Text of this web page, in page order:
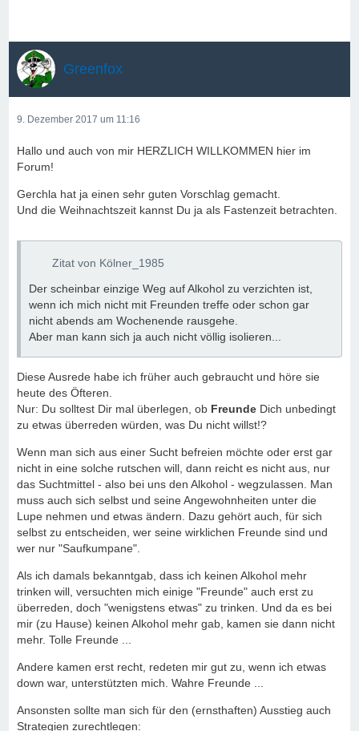
Greenfox
9. Dezember 2017 um 11:16
Hallo und auch von mir HERZLICH WILLKOMMEN hier im
Forum!
Gerchla hat ja einen sehr guten Vorschlag gemacht.
Und die Weihnachtszeit kannst Du ja als Fastenzeit betrachten.
Zitat von Kölner_1985
Der scheinbar einzige Weg auf Alkohol zu verzichten ist,
wenn ich mich nicht mit Freunden treffe oder schon gar
nicht abends am Wochenende rausgehe.
Aber man kann sich ja auch nicht völlig isolieren...
Diese Ausrede habe ich früher auch gebraucht und höre sie
heute des Öfteren.
Nur: Du solltest Dir mal überlegen, ob Freunde Dich unbedingt
zu etwas überreden würden, was Du nicht willst!?
Wenn man sich aus einer Sucht befreien möchte oder erst gar
nicht in eine solche rutschen will, dann reicht es nicht aus, nur
das Suchtmittel - also bei uns den Alkohol - wegzulassen. Man
muss auch sich selbst und seine Angewohnheiten unter die
Lupe nehmen und etwas ändern. Dazu gehört auch, für sich
selbst zu entscheiden, wer seine wirklichen Freunde sind und
wer nur "Saufkumpane".
Als ich damals bekanntgab, dass ich keinen Alkohol mehr
trinken will, versuchten mich einige "Freunde" auch erst zu
überreden, doch "wenigstens etwas" zu trinken. Und da es bei
mir (zu Hause) keinen Alkohol mehr gab, kamen sie dann nicht
mehr. Tolle Freunde ...
Andere kamen erst recht, redeten mir gut zu, wenn ich etwas
down war, unterstützten mich. Wahre Freunde ...
Ansonsten sollte man sich für den (ernsthaften) Ausstieg auch
Strategien zurechtlegen: